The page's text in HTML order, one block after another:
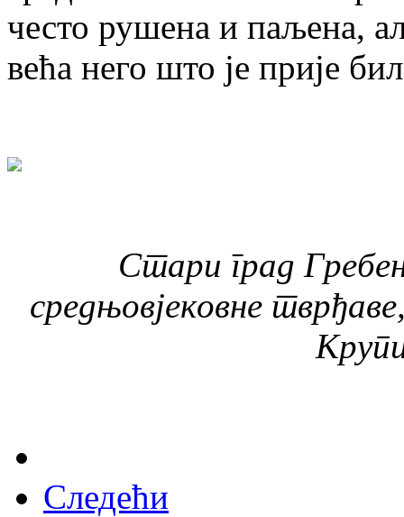
често рушена и паљена,
већа него што је прије
Стари град
средњовјековне
Следећи